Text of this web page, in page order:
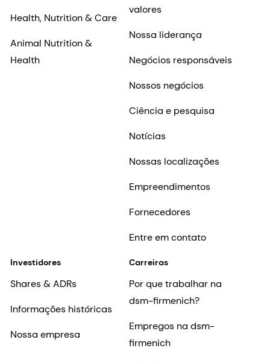
Health, Nutrition & Care
Animal Nutrition &
Health
valores
Nossa liderança
Negócios responsáveis
Nossos negócios
Ciência e pesquisa
Notícias
Nossas localizações
Empreendimentos
Fornecedores
Entre em contato
Investidores
Shares & ADRs
Informações históricas
Nossa empresa
Carreiras
Por que trabalhar na
dsm-firmenich?
Empregos na dsm-
firmenich